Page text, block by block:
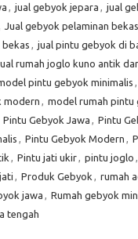
, jual gebyok jepara , jual
Jual gebyok pelaminan bekas
, jual pintu gebyok di
rumah joglo kuno antik
pintu gebyok minimalis ,
modern , model rumah pintu
Pintu Gebyok Jawa , Pintu
, Pintu Gebyok Modern ,
, Pintu jati ukir, pintu joglo ,
, Produk Gebyok , rumah
jawa , Rumah gebyok
tengah